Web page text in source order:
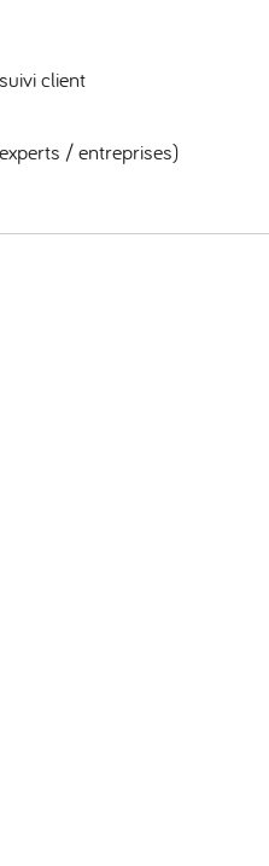
client
/ entreprises)